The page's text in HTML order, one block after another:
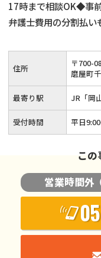
17時まで相談OK◆事
弁護士費用の分割払
援用手続きも承りま
気軌道「郵便局前」か
住所 〒700-
磨屋町
最寄り駅 JR「岡
受付時間 平日
こ
営業時間外